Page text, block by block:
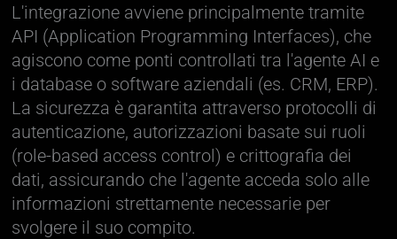
L'integrazione avviene principalmente tramite
API (Application Programming Interfaces), che
agiscono come ponti controllati tra l'agente AI e
i database o software aziendali (es. CRM, ERP).
La sicurezza è garantita attraverso protocolli di
autenticazione, autorizzazioni basate sui ruoli
(role-based access control) e crittografia dei
dati, assicurando che l'agente acceda solo alle
informazioni strettamente necessarie per
svolgere il suo compito.